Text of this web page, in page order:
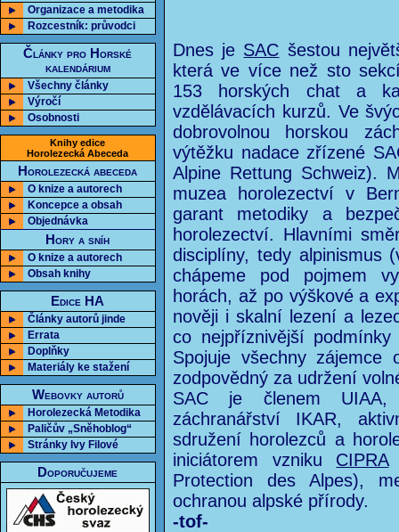
Organizace a metodika
Rozcestník: průvodci
Články pro Horské
kalendárium
Všechny články
Výročí
Osobnosti
Knihy edice
Horolezecká Abeceda
Horolezecká abeceda
O knize a autorech
Koncepce a obsah
Objednávka
Hory a sníh
O knize a autorech
Obsah knihy
Edice HA
Články autorů jinde
Errata
Doplňky
Materiály ke stažení
Webovky autorů
Horolezecká Metodika
Paličův „Sněhoblog“
Stránky Ivy Filové
Doporučujeme
Dnes je SAC šestou
která ve více než sto
153 horských chat a
vzdělávacích kurzů. Ve
dobrovolnou horskou
výtěžku nadace zřízené
Alpine Rettung Schweiz).
muzea horolezectví v
garant metodiky a
horolezectví. Hlavními
disciplíny, tedy alpinismus
chápeme pod pojmem
horách, až po výškové a
nověji i skalní lezení a
co nejpříznivější
Spojuje všechny
zodpovědný za udržení
SAC je členem UIAA,
záchranářství IKAR,
sdružení horolezců a
iniciátorem vzniku CIPRA
Protection des Alpes),
ochranou alpské přírody.
-tof-